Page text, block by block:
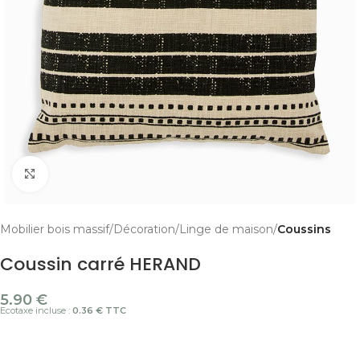
Mobilier bois massif Décoration Linge de maison Coussins
Coussin carré HERAND
5.90 €
Ecotaxe incluse : 0.36 € TTC